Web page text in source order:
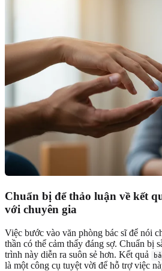
Chuẩn bị để thảo luận về kết
với chuyên gia
Việc bước vào văn phòng bác sĩ để nói
thần có thể cảm thấy đáng sợ. Chuẩn bị
trình này diễn ra suôn sẻ hơn. Kết quả
là một công cụ tuyệt vời để hỗ trợ việc